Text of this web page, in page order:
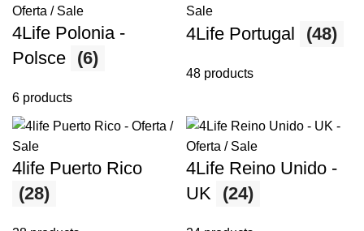
4Life Polonia -
Polsce (6)
6 products
4Life Portugal (48)
48 products
4life Puerto Rico
(28)
4Life Reino Unido -
UK (24)